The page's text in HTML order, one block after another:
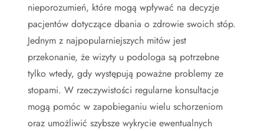
nieporozumień, które mogą wpływać na decyzje
pacjentów dotyczące dbania o zdrowie swoich stóp.
Jednym z najpopularniejszych mitów jest
przekonanie, że wizyty u podologa są potrzebne
tylko wtedy, gdy występują poważne problemy ze
stopami. W rzeczywistości regularne konsultacje
mogą pomóc w zapobieganiu wielu schorzeniom
oraz umożliwić szybsze wykrycie ewentualnych